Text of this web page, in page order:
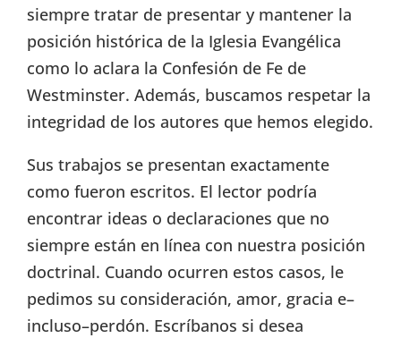
siempre tratar de presentar y mantener la
posición histórica de la Iglesia Evangélica
como lo aclara la Confesión de Fe de
Westminster. Además, buscamos respetar la
integridad de los autores que hemos elegido.
Sus trabajos se presentan exactamente
como fueron escritos. El lector podría
encontrar ideas o declaraciones que no
siempre están en línea con nuestra posición
doctrinal. Cuando ocurren estos casos, le
pedimos su consideración, amor, gracia e–
incluso–perdón. Escríbanos si desea